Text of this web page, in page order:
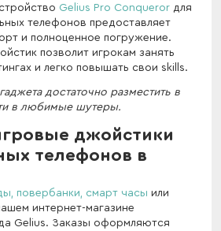
Gelius Pro Conqueror для
телефонов предоставляет
и полноценное погружение.
позволит игрокам занять
и легко повышать свои skills.
достаточно разместить в
в любимые шутеры.
джойстики
телефонов в
повербанки, смарт часы или
интернет-магазине
Gelius. Заказы оформляются